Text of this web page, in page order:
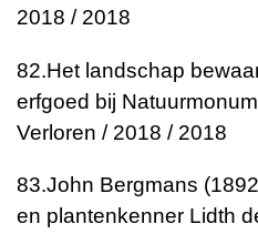
2018 / 2018
82.Het landschap
erfgoed bij
Verloren / 2018 / 2018
83.John Bergmans
en plantenkenner Lidth